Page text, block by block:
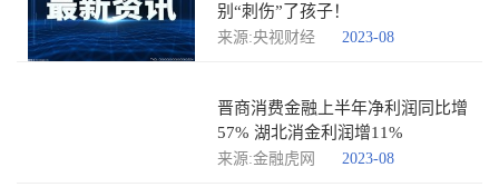
别“刺伤”了孩子！
来源:央视财经 2023-08
晋商消费金融上半年净利润同比增
57% 湖北消金利润增11%
来源:金融虎网 2023-08